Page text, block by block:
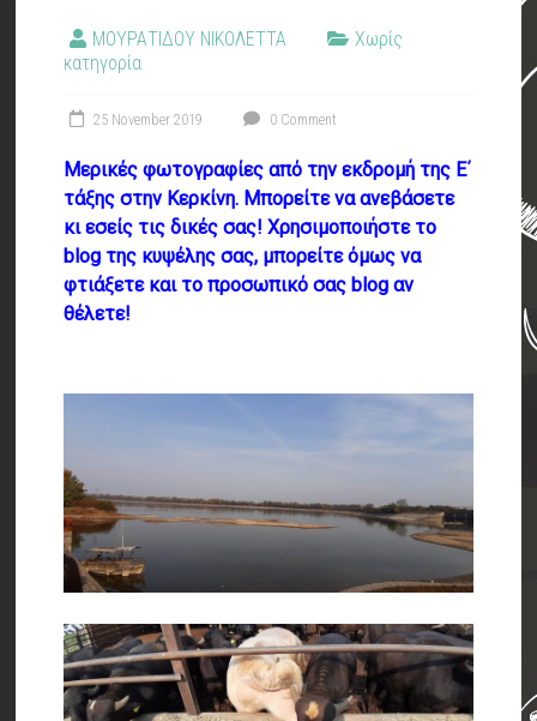
ΜΟΥΡΑΤΙΔΟΥ ΝΙΚΟΛΕΤΤΑ
Χωρίς
κατηγορία
25 November 2019 0 Comment
Μερικές φωτογραφίες από την εκδρομή της Ε΄
τάξης στην Κερκίνη. Μπορείτε να ανεβάσετε
κι εσείς τις δικές σας! Χρησιμοποιήστε το
blog της κυψέλης σας, μπορείτε όμως να
φτιάξετε και το προσωπικό σας blog αν
θέλετε!